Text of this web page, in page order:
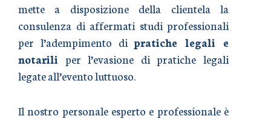
mette a disposizione della clientela la
consulenza di affermati studi professionali
per l’adempimento dipratiche legali e
notarili per l’evasione di pratiche legali
legate all’evento luttuoso.
Il nostro personale esperto e professionale è